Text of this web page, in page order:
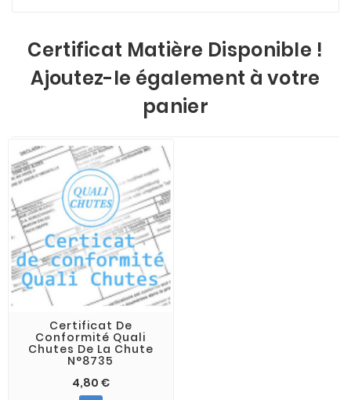
Certificat Matière Disponible !
Ajoutez-le également à votre
panier
Certificat De
Conformité Quali
Chutes De La Chute
N°8735
4,80 €